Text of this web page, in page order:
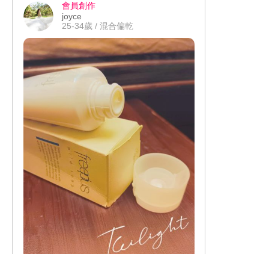
卸除，洗乾淨的效果明顯。整體使用後
會想回購和推薦給親友或他人。 #美周報
#試用大隊 #防曬評價 #ALLIE #ALLIE 全
面防曬 #美肌自帶吸引力 #持采UV高效
防曬水凝乳EX Kanebo台灣鐘紡購物網 i
beautyreport 美周報
會員創作
joyce
25-34歲 / 混合偏乾